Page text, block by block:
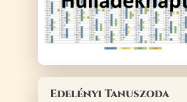
Edelényi Tanuszoda